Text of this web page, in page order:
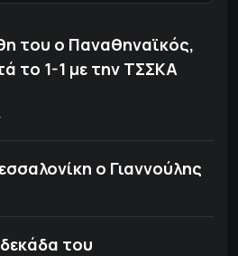
του ο Παναθηναϊκός,
το 1-1 με την ΤΣΣΚΑ
ο Γιαννούλης
του